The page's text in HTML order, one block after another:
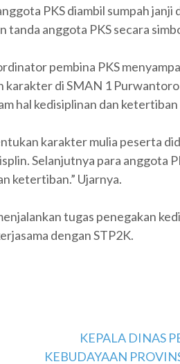
PKS diambil sumpah janji
tanda anggota PKS secara
pembina PKS
karakter di SMAN 1
hal kedisiplinan dan ketertiban
karakter mulia peserta
Selanjutnya para anggota
ketertiban.” Ujarnya.
tugas penegakan
dengan STP2K.
KEPALA DINAS
KEBUDAYAAN